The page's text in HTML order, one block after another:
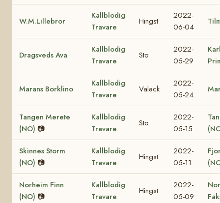
W.M.Lillebror
Kallblodig
Travare
Hingst
2022-
06-04
Dragsveds Ava
Kallblodig
Travare
Sto
2022-
05-29
Marans Borklino
Kallblodig
Travare
Valack
2022-
05-24
Tangen Merete
(NO) 📷
Kallblodig
Travare
Sto
2022-
05-15
Skinnes Storm
(NO) 📷
Kallblodig
Travare
Hingst
2022-
05-11
Norheim Finn
(NO) 📷
Kallblodig
Travare
Hingst
2022-
05-09